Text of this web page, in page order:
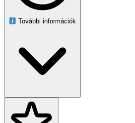
1 db 2-utas csapelosztó Agaplast
További információk